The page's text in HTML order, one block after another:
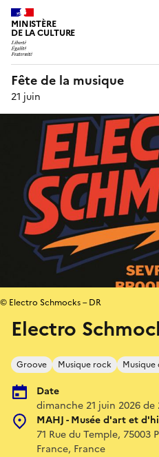
MINISTÈRE
DE LA CULTURE
Fête de la musique
21 juin
Electro
Groove Musique rock
Date
dimanche 21 juin 2026 de
MAHJ - Musée d'art et
71 Rue du Temple, 75003
France, France
© Electro Schmocks – DR